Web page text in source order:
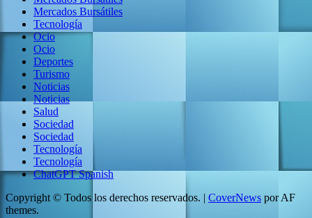
Mercados Bursátiles
Tecnología
Ocio
Ocio
Deportes
Turismo
Noticias
Noticias
Salud
Sociedad
Sociedad
Tecnología
Tecnología
ChatGPT Spanish
Copyright © Todos los derechos reservados. | CoverNews por AF
themes.